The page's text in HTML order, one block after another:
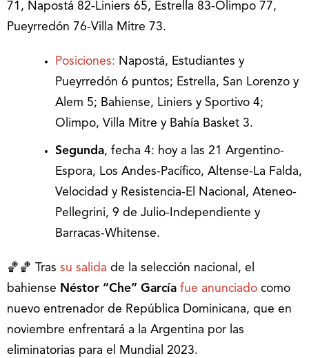
71, Napostá 82-Liniers 65, Estrella 83-Olimpo 77,
Pueyrredón 76-Villa Mitre 73.
Posiciones: Napostá, Estudiantes y
Pueyrredón 6 puntos; Estrella, San Lorenzo y
Alem 5; Bahiense, Liniers y Sportivo 4;
Olimpo, Villa Mitre y Bahía Basket 3.
Segunda, fecha 4: hoy a las 21 Argentino-
Espora, Los Andes-Pacífico, Altense-La Falda,
Velocidad y Resistencia-El Nacional, Ateneo-
Pellegrini, 9 de Julio-Independiente y
Barracas-Whitense.
🏀🏀 Tras su salida de la selección nacional, el
bahiense Néstor “Che” García fue anunciado como
nuevo entrenador de República Dominicana, que en
noviembre enfrentará a la Argentina por las
eliminatorias para el Mundial 2023.